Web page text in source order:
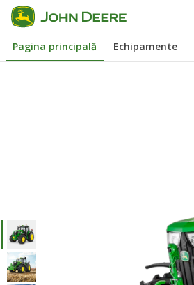
Salt
la
conținutul
Pagina principală Echipamente